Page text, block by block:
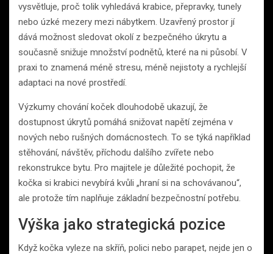
vysvětluje, proč tolik vyhledává krabice, přepravky, tunely
nebo úzké mezery mezi nábytkem. Uzavřený prostor jí
dává možnost sledovat okolí z bezpečného úkrytu a
současně snižuje množství podnětů, které na ni působí. V
praxi to znamená méně stresu, méně nejistoty a rychlejší
adaptaci na nové prostředí.
Výzkumy chování koček dlouhodobě ukazují, že
dostupnost úkrytů pomáhá snižovat napětí zejména v
nových nebo rušných domácnostech. To se týká například
stěhování, návštěv, příchodu dalšího zvířete nebo
rekonstrukce bytu. Pro majitele je důležité pochopit, že
kočka si krabici nevybírá kvůli „hraní si na schovávanou“,
ale protože tím naplňuje základní bezpečnostní potřebu.
Výška jako strategická pozice
Když kočka vyleze na skříň, polici nebo parapet, nejde jen o